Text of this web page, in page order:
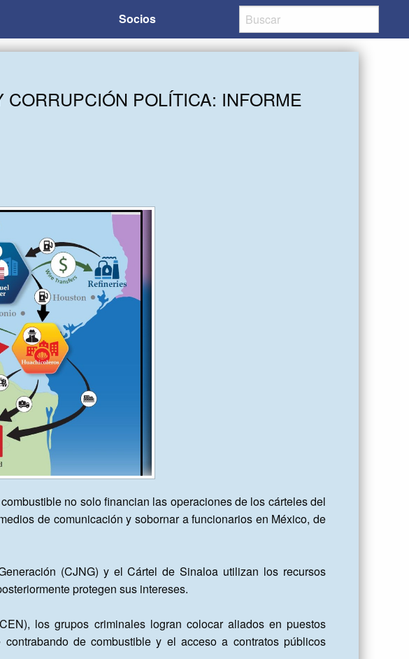
Socios
POLÍTICA: INFORME
no solo financian las operaciones de los cárteles del
de comunicación y sobornar a funcionarios en México, de
(CJNG) y el Cártel de Sinaloa utilizan los recursos
protegen sus intereses.
los grupos criminales logran colocar aliados en puestos
de combustible y el acceso a contratos públicos